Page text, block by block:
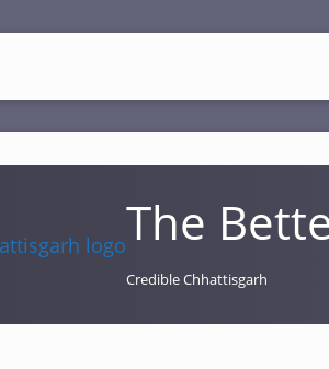
The
Credible Chhattisgarh